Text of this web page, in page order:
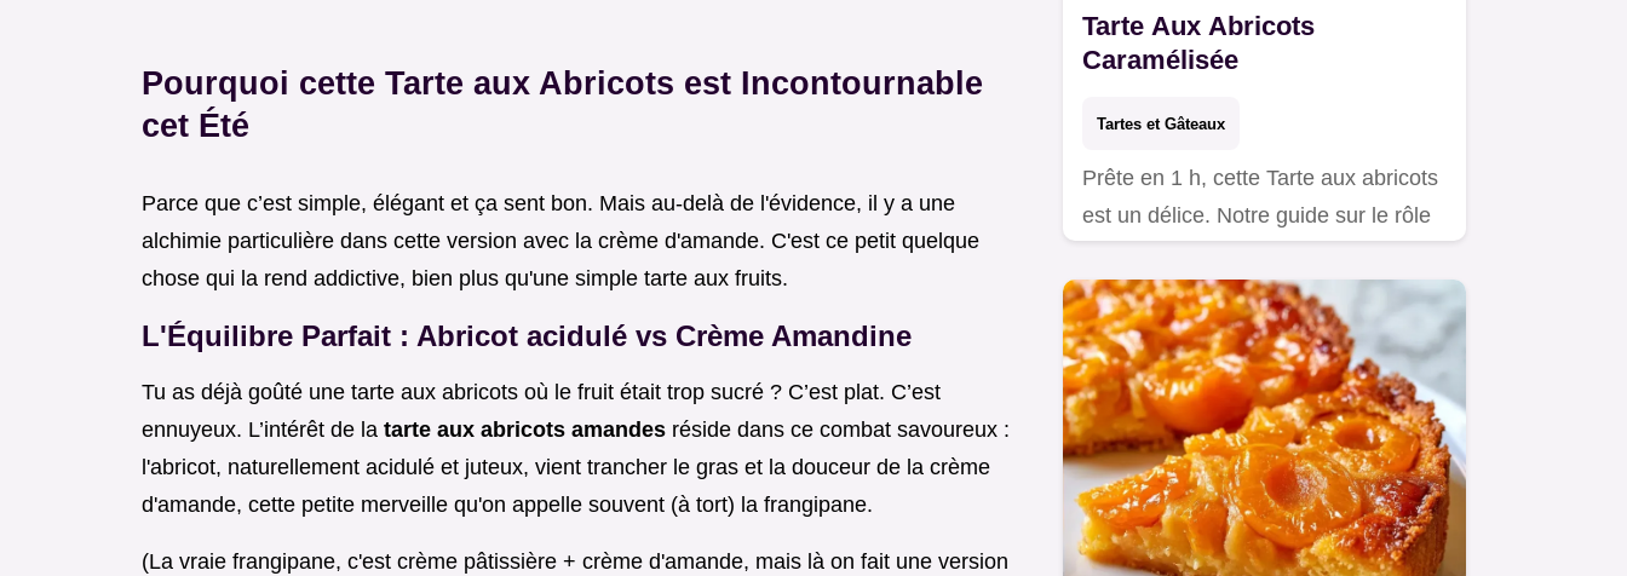
Pourquoi cette Tarte aux Abricots est Incontournable
cet Été
Parce que c’est simple, élégant et ça sent bon. Mais au-delà de l'évidence, il y a une
alchimie particulière dans cette version avec la crème d'amande. C'est ce petit quelque
chose qui la rend addictive, bien plus qu'une simple tarte aux fruits.
L'Équilibre Parfait : Abricot acidulé vs Crème Amandine
Tu as déjà goûté une tarte aux abricots où le fruit était trop sucré ? C’est plat. C’est
ennuyeux. L’intérêt de la tarte aux abricots amandes réside dans ce combat savoureux :
l'abricot, naturellement acidulé et juteux, vient trancher le gras et la douceur de la crème
d'amande, cette petite merveille qu'on appelle souvent (à tort) la frangipane.
(La vraie frangipane, c'est crème pâtissière + crème d'amande, mais là on fait une version
Tarte Aux Abricots
Caramélisée
Tartes et Gâteaux
Prête en 1 h, cette Tarte aux abricots
est un délice. Notre guide sur le rôle